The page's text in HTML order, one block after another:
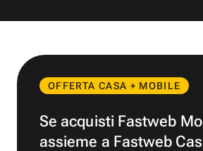
OFFERTA CASA + MOBILE
Se acquisti Fastweb
assieme a Fastweb